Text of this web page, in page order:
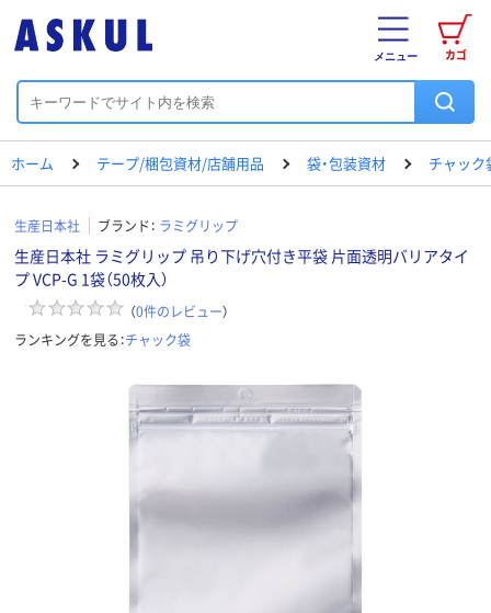
カゴ
メニュー
ホーム テープ/梱包資材/店舗用品 袋・包装資材 チャック
生産日本社 ブランド： ラミグリップ
生産日本社 ラミグリップ 吊り下げ穴付き平袋 片面透明バリアタイ
プ VCP-G 1袋（50枚入）
（0件のレビュー）
ランキングを見る：チャック袋